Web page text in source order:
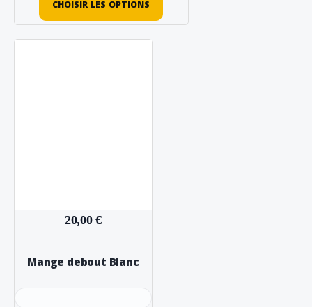
CHOISIR LES OPTIONS
20,00 €
Mange debout Blanc